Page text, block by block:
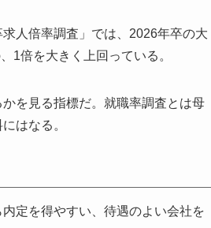
人倍率調査」では、2026年卒の大
1倍を大きく上回っている。
を見る指標だ。就職率調査とは母
はなる。
定を得やすい、待遇のよい会社を